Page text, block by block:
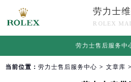
劳力士
ROLEX
劳力士售后服务中
当前位置： 劳力士售后服务中心 > 文章库